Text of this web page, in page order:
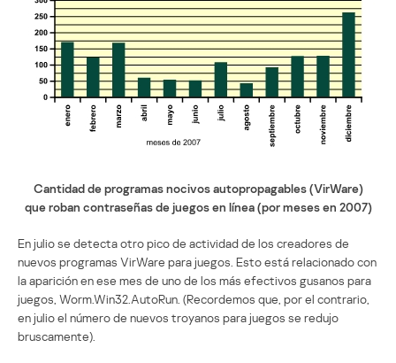
Cantidad de programas nocivos autopropagables (VirWare)
que roban contraseñas de juegos en línea (por meses en 2007)
En julio se detecta otro pico de actividad de los creadores de
nuevos programas VirWare para juegos. Esto está relacionado con
la aparición en ese mes de uno de los más efectivos gusanos para
juegos, Worm.Win32.AutoRun. (Recordemos que, por el contrario,
en julio el número de nuevos troyanos para juegos se redujo
bruscamente).